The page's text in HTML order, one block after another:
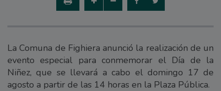
La Comuna de Fighiera anunció la realización de un
evento especial para conmemorar el Día de la
Niñez, que se llevará a cabo el domingo 17 de
agosto a partir de las 14 horas en la Plaza Pública.